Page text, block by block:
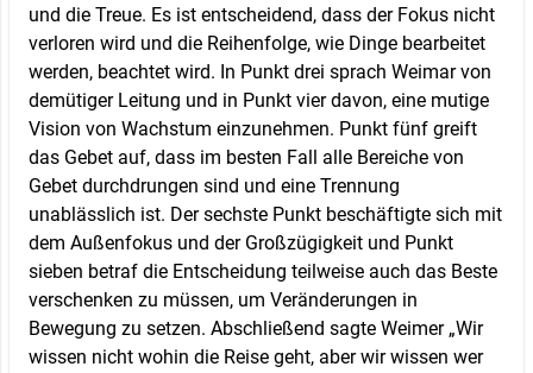
und die Treue. Es ist entscheidend, dass der Fokus nicht
verloren wird und die Reihenfolge, wie Dinge bearbeitet
werden, beachtet wird. In Punkt drei sprach Weimar von
demütiger Leitung und in Punkt vier davon, eine mutige
Vision von Wachstum einzunehmen. Punkt fünf greift
das Gebet auf, dass im besten Fall alle Bereiche von
Gebet durchdrungen sind und eine Trennung
unablässlich ist. Der sechste Punkt beschäftigte sich mit
dem Außenfokus und der Großzügigkeit und Punkt
sieben betraf die Entscheidung teilweise auch das Beste
verschenken zu müssen, um Veränderungen in
Bewegung zu setzen. Abschließend sagte Weimer „Wir
wissen nicht wohin die Reise geht, aber wir wissen wer